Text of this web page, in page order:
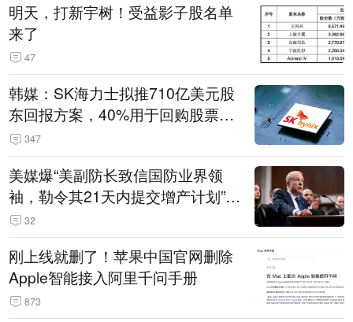
明天，打新宇树！受益影子股名单
来了
47
韩媒：SK海力士拟推710亿美元股
东回报方案，40%用于回购股票，
相当于美股发行规模
347
美媒爆“美副防长致信国防业界领
袖，勒令其21天内提交增产计划”，
五角大楼回应
32
刚上线就删了！苹果中国官网删除
Apple智能接入阿里千问手册
873